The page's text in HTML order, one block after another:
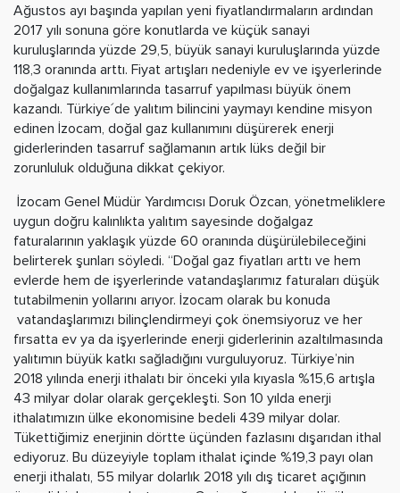
Ağustos ayı başında yapılan yeni fiyatlandırmaların ardından
2017 yılı sonuna göre konutlarda ve küçük sanayi
kuruluşlarında yüzde 29,5, büyük sanayi kuruluşlarında yüzde
118,3 oranında arttı. Fiyat artışları nedeniyle ev ve işyerlerinde
doğalgaz kullanımlarında tasarruf yapılması büyük önem
kazandı. Türkiye´de yalıtım bilincini yaymayı kendine misyon
edinen İzocam, doğal gaz kullanımını düşürerek enerji
giderlerinden tasarruf sağlamanın artık lüks değil bir
zorunluluk olduğuna dikkat çekiyor.
İzocam Genel Müdür Yardımcısı Doruk Özcan, yönetmeliklere
uygun doğru kalınlıkta yalıtım sayesinde doğalgaz
faturalarının yaklaşık yüzde 60 oranında düşürülebileceğini
belirterek şunları söyledi. “Doğal gaz fiyatları arttı ve hem
evlerde hem de işyerlerinde vatandaşlarımız faturaları düşük
tutabilmenin yollarını arıyor. İzocam olarak bu konuda
vatandaşlarımızı bilinçlendirmeyi çok önemsiyoruz ve her
fırsatta ev ya da işyerlerinde enerji giderlerinin azaltılmasında
yalıtımın büyük katkı sağladığını vurguluyoruz. Türkiye’nin
2018 yılında enerji ithalatı bir önceki yıla kıyasla %15,6 artışla
43 milyar dolar olarak gerçekleşti. Son 10 yılda enerji
ithalatımızın ülke ekonomisine bedeli 439 milyar dolar.
Tükettiğimiz enerjinin dörtte üçünden fazlasını dışarıdan ithal
ediyoruz. Bu düzeyiyle toplam ithalat içinde %19,3 payı olan
enerji ithalatı, 55 milyar dolarlık 2018 yılı dış ticaret açığının